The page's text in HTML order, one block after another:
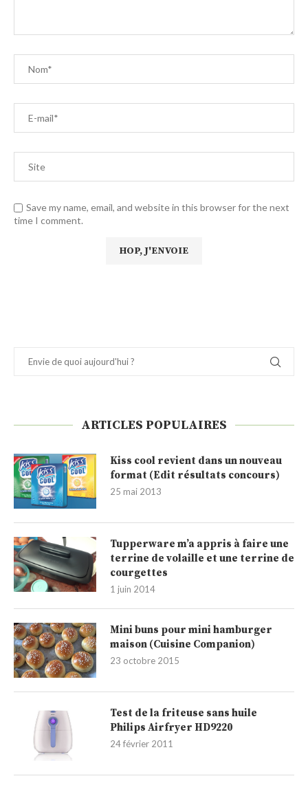
Save my name, email, and website in this browser for the next
time I comment.
ARTICLES POPULAIRES
Kiss cool revient dans un nouveau
format (Edit résultats concours)
25 mai 2013
Tupperware m’a appris à faire une
terrine de volaille et une terrine de
courgettes
1 juin 2014
Mini buns pour mini hamburger
maison (Cuisine Companion)
23 octobre 2015
Test de la friteuse sans huile
Philips Airfryer HD9220
24 février 2011